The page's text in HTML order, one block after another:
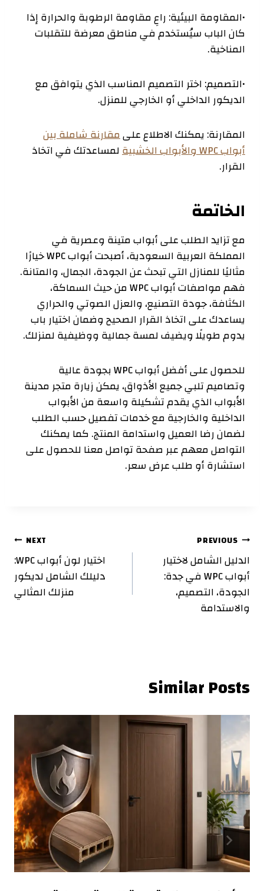
•المقاومة البيئية: راعِ مقاومة الرطوبة والحرارة إذا
كان الباب سيُستخدم في مناطق معرضة للتقلبات
المناخية.
•التصميم: اختر التصميم المناسب الذي يتوافق مع
الديكور الداخلي أو الخارجي للمنزل.
المقارنة: يمكنك الاطلاع علىمقارنة شاملة بين
أبواب WPC والأبواب الخشبية
لمساعدتك في اتخاذ
القرار.
الخاتمة
مع تزايد الطلب على أبواب متينة وعصرية في
المملكة العربية السعودية، أصبحت أبواب WPC خيارًا
مثاليًا للمنازل التي تبحث عن الجودة، الجمال، والمتانة.
فهم مواصفات أبواب WPC من حيث السماكة،
الكثافة، جودة التصنيع، والعزل الصوتي والحراري
يساعدك على اتخاذ القرار الصحيح وضمان اختيار باب
يدوم طويلًا ويضيف لمسة جمالية ووظيفية لمنزلك.
للحصول على أفضل أبواب WPC بجودة عالية
وتصاميم تلبي جميع الأذواق، يمكن زيارة متجر مدينة
الأبواب الذي يقدم تشكيلة واسعة من الأبواب
الداخلية والخارجية مع خدمات تفصيل حسب الطلب
لضمان رضا العميل واستدامة المنتج. كما يمكنك
التواصل معهم عبر صفحة تواصل معنا للحصول على
استشارة أو طلب عرض سعر.
تصفّح
المقالات
PREVIOUS
الدليل الشامل لاختيار
أبواب WPC في جدة:
الجودة، التصميم،
والاستدامة
NEXT
اختيار لون أبواب WPC:
دليلك الشامل لديكور
منزلك المثالي
Similar Posts